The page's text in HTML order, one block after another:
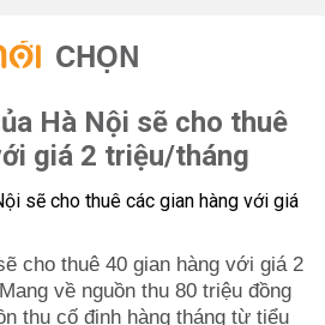
CHỌN
Hà Nội sẽ cho thuê
giá 2 triệu/tháng
cho thuê 40 gian hàng với giá 2
về nguồn thu 80 triệu đồng
thu cố định hàng tháng từ tiểu